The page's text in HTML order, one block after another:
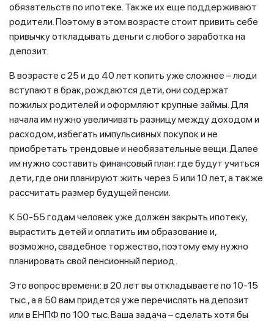
обязательств по ипотеке. Также их еще поддерживают
родители. Поэтому в этом возрасте стоит привить себе
привычку откладывать деньги с любого заработка на
депозит.
В возрасте с 25 и до 40 лет копить уже сложнее – люди
вступают в брак, рождаются дети, они содержат
пожилых родителей и оформляют крупные займы. Для
начала им нужно увеличивать разницу между доходом и
расходом, избегать импульсивных покупок и не
приобретать трендовые и необязательные вещи. Далее
им нужно составить финансовый план: где будут учиться
дети, где они планируют жить через 5 или 10 лет, а также
рассчитать размер будущей пенсии.
К 50-55 годам человек уже должен закрыть ипотеку,
вырастить детей и оплатить им образование и,
возможно, свадебное торжество, поэтому ему нужно
планировать свой пенсионный период.
Это вопрос времени: в 20 лет вы откладываете по 10-15
тыс., а в 50 вам придется уже перечислять на депозит
или в ЕНПФ по 100 тыс. Ваша задача – сделать хотя бы